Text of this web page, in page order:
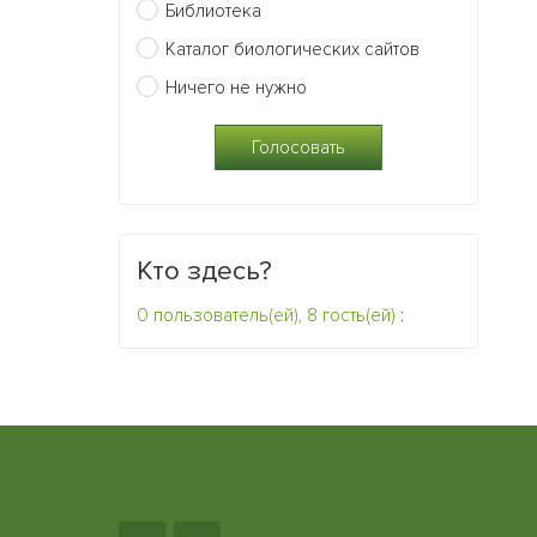
Библиотека
Каталог биологических сайтов
Ничего не нужно
Кто здесь?
0 пользователь(ей), 8 гость(ей) :